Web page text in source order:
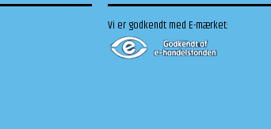
Vi er godkendt med E-mærket: